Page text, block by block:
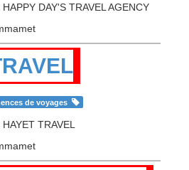
HAPPY DAY'S TRAVEL AGENCY
de voyages
HAYET TRAVEL